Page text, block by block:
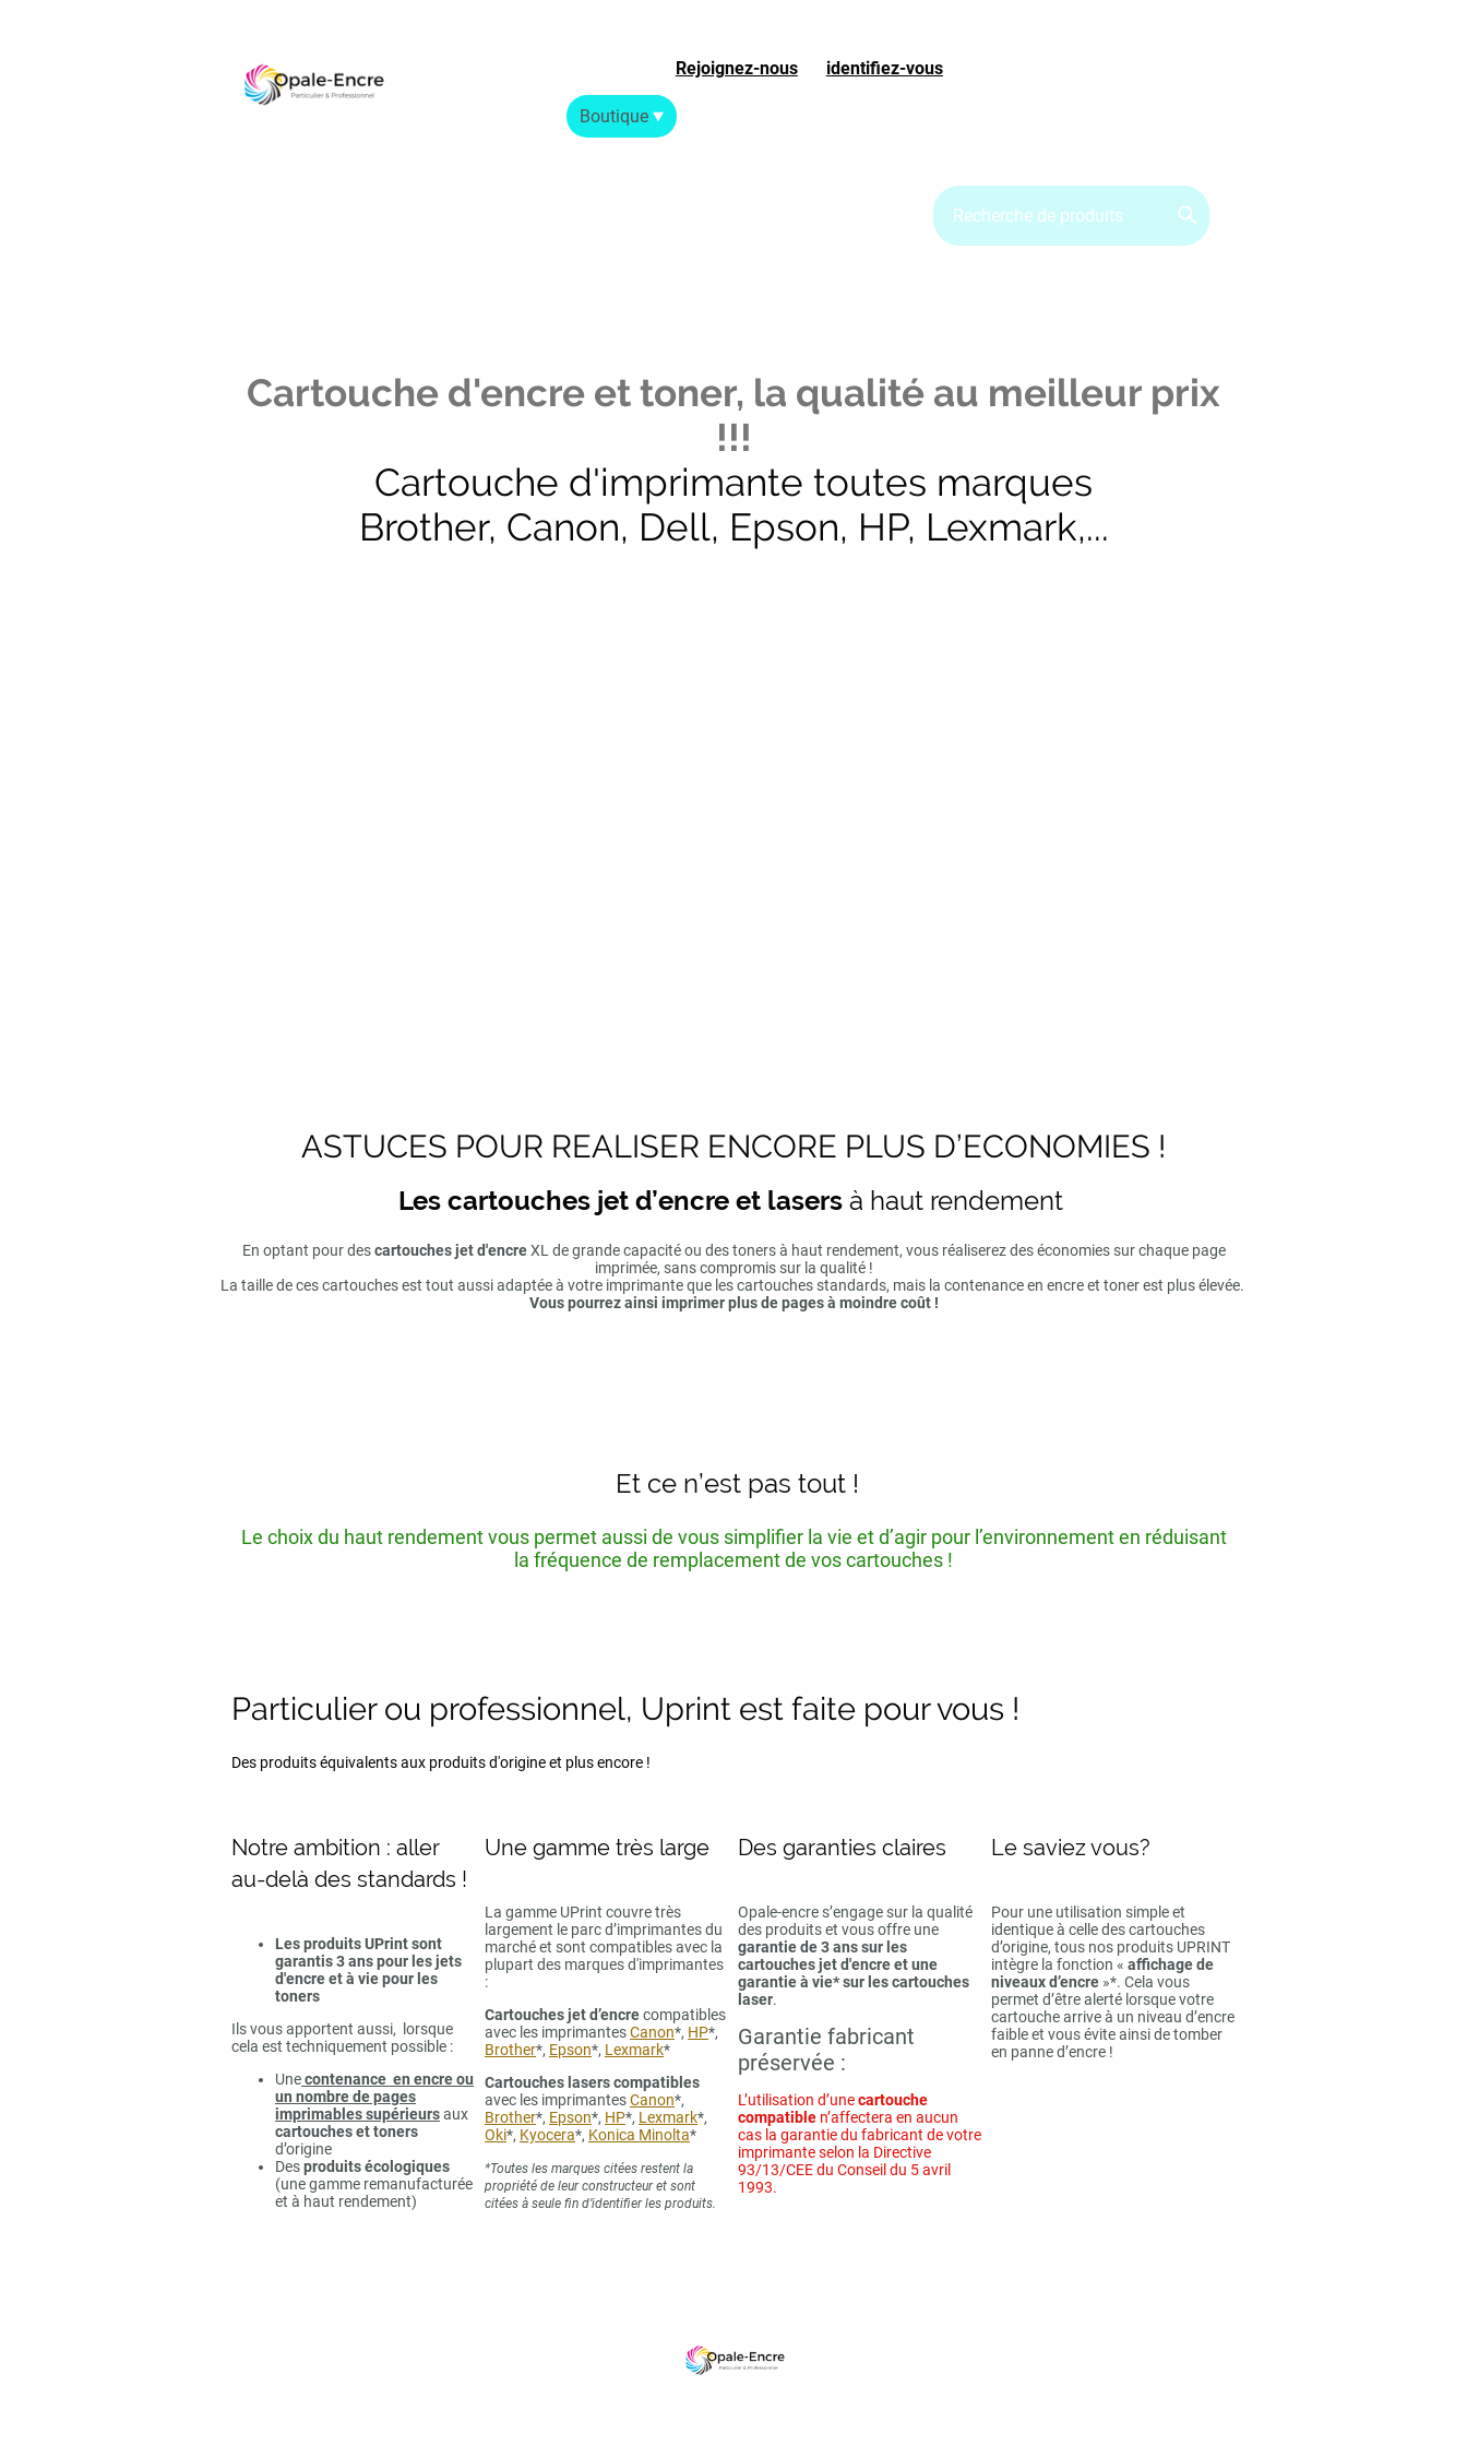
Rejoignez-nousou identifiez-vous
Boutique
Cartouche d'encre et toner, la qualité au meilleur prix
!!!
Cartouche d'imprimante toutes marques
Brother, Canon, Dell, Epson, HP, Lexmark,...
ASTUCES POUR REALISER ENCORE PLUS D’ECONOMIES !
Les cartouches jet d’encre et lasersà haut rendement
En optant pour descartouches jet d'encreXL de grande capacité ou des toners à haut rendement, vous réaliserez des économies sur chaque page
imprimée, sans compromis sur la qualité !
La taille de ces cartouches est tout aussi adaptée à votre imprimante que les cartouches standards, mais la contenance en encre et toner est plus élevée.
Vous pourrez ainsi imprimer plus de pages à moindre coût !
Et ce n’est pas tout !
Le choix du haut rendement vous permet aussi de vous simplifier la vie et d’agir pour l’environnement en réduisant
la fréquence de remplacement de vos cartouches !
Particulier ou professionnel, Uprint est faite pour vous !
Des produits équivalents aux produits d'origine et plus encore !
Notre ambition : aller
au-delà des standards !
Les produits UPrint sont
garantis 3 ans pour les jets
d'encre et à vie pour les
toners
Ils vous apportent aussi, lorsque
cela est techniquement possible :
Unecontenance en encre ou
un nombre de pages
imprimables supérieursaux
cartouches et toners
d’origine
Desproduits écologiques
(une gamme remanufacturée
et à haut rendement)
Une gamme très large
La gamme UPrint couvre très
largement le parc d’imprimantes du
marché et sont compatibles avec la
plupart des marques d'imprimantes
:
Cartouches jet d’encrecompatibles
avec les imprimantesCanon*, HP*,
Brother*, Epson*, Lexmark*
Cartouches lasers compatibles
avec les imprimantesCanon*,
Brother*, Epson*, HP*, Lexmark*,
Oki*, Kyocera*, Konica Minolta*
*Toutes les marques citées restent la
propriété de leur constructeur et sont
citées à seule fin d’identifier les produits.
Des garanties claires
Opale-encre s’engage sur la qualité
des produits et vous offre une
garantie de 3 ans sur les
cartouches jet d'encre et une
garantie à vie* sur les cartouches
laser.
Garantie fabricant
préservée :
L’utilisation d’unecartouche
compatible n’affectera en aucun
cas la garantie du fabricant de votre
imprimante selon la Directive
93/13/CEE du Conseil du 5 avril
1993.
Le saviez vous?
Pour une utilisation simple et
identique à celle des cartouches
d’origine, tous nos produits UPRINT
intègre la fonction « affichage de
niveaux d’encre »*. Cela vous
permet d’être alerté lorsque votre
cartouche arrive à un niveau d’encre
faible et vous évite ainsi de tomber
en panne d’encre !